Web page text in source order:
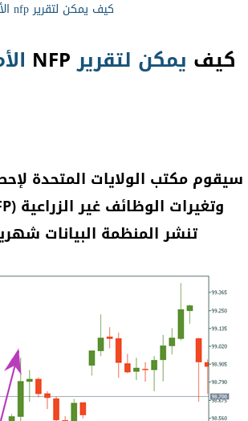
كيف يمكن لتقرير nfp الأمريكي أن يصدمنا هذه المرة؟
كيف يمكن لتقريرNFP
سيقوم مكتب الولايات المتحدة
وتغيرات الوظائف غير الزراعية (NFP) ومعدل البطالة في 1 أبريل، 2022.
تنشر المنظمة البيانات